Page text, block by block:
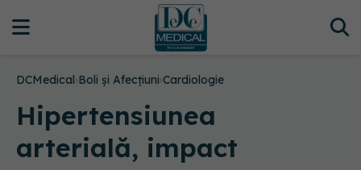
DCMedical›Boli și Afecțiuni›Cardiologie
Hipertensiunea
arterială, impact